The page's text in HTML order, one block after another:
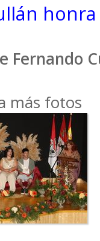
Fernando
más fotos